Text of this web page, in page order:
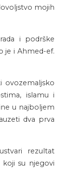
mojih
i podrške
je i Ahmed-ef.
ovozemaljsko
islamu i
u najboljem
dva prva
rezultat
koji su njegovi